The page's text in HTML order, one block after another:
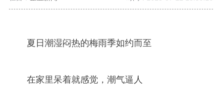
夏日潮湿闷热的梅雨季如约而至
在家里呆着就感觉，潮气逼人